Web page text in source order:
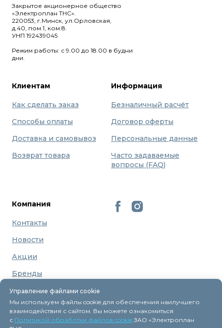
Управление файлами cookie
Мы используем файлы cookie для обеспечения наилучшего
взаимодействия с сайтом. Вы можете ознакомиться
с Политикой обработки файлов cookieЗАО «Электроплан
Закрытое акционерное общество
«Электроплан ТНС».
220053, г.Минск, ул.Орловская,
д.40, пом.1, ком.8.
УНП 192439045
Режим работы: с 9.00 до 18.00 в будни
дни.
Клиентам
Как сделать заказ
Способы оплаты
Доставка и самовывоз
Возврат товара
Информация
Безналичный расчёт
Договор оферты
Персональные данные
Часто задаваемые
вопросы (FAQ)
Компания
Контакты
Новости
Акции
Бренды
О нас